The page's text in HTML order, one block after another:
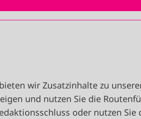
wir Zusatzinhalte zu
und nutzen Sie die
oder nutzen Sie